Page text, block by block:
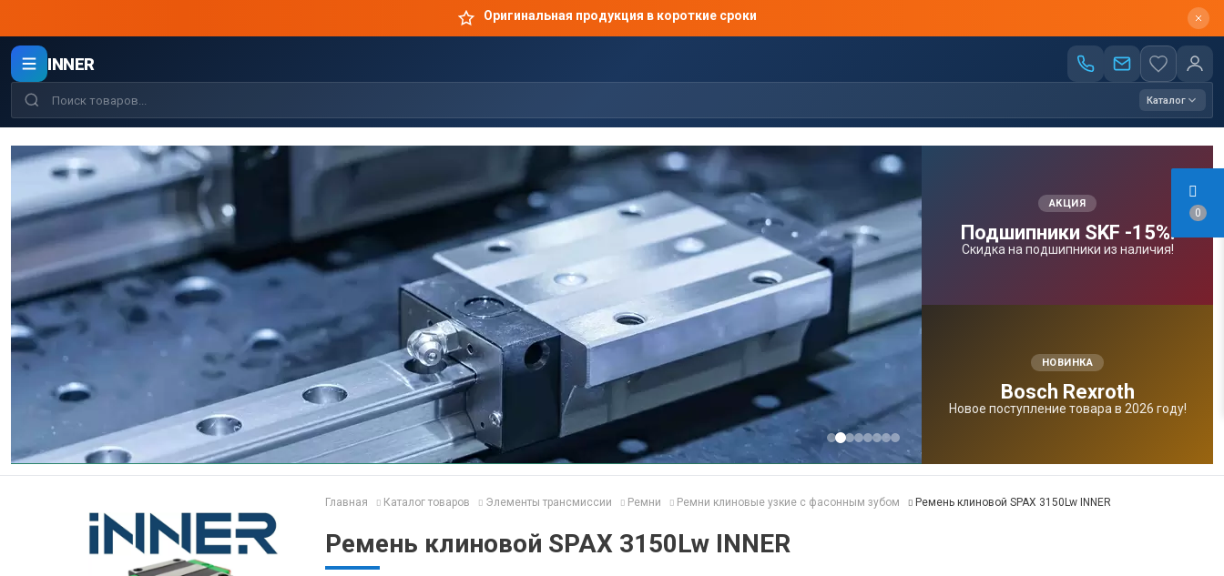
0
Оригинальная продукция в короткие сроки
INNER
Каталог
АКЦИЯ
Подшипники SKF -15%!
Скидка на подшипники из наличия!
НОВИНКА
Bosсh Rexroth
Новое поступление товара в 2026 году!
Главная Каталог товаров Элементы трансмиссии Ремни Ремни клиновые узкие с фасонным зубом Ремень клиновой SPAX 3150Lw INNER
Ремень клиновой SPAX 3150Lw INNER